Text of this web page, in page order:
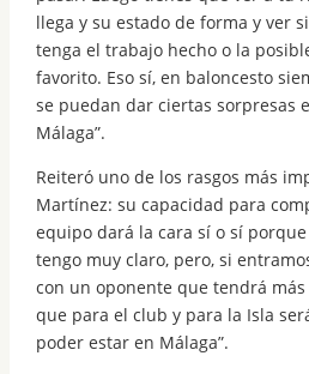
llega y su estado de forma y ver
tenga el trabajo hecho o la
favorito. Eso sí, en baloncesto
se puedan dar ciertas sorpresas
Málaga”.
Reiteró uno de los rasgos más
Martínez: su capacidad para
equipo dará la cara sí o sí
tengo muy claro, pero, si
con un oponente que tendrá
que para el club y para la Isla
poder estar en Málaga”.